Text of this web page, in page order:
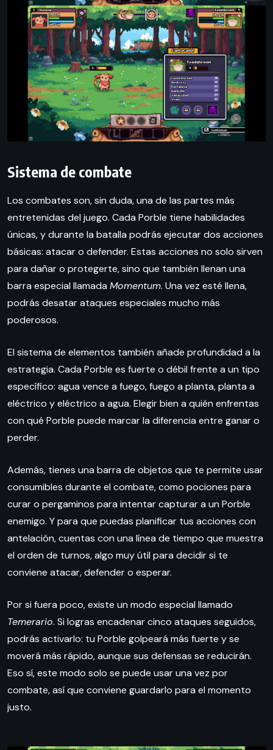
Sistema de combate
Los combates son, sin duda, una de las partes más
entretenidas del juego. Cada Porble tiene habilidades
únicas, y durante la batalla podrás ejecutar dos acciones
básicas: atacar o defender. Estas acciones no solo sirven
para dañar o protegerte, sino que también llenan una
barra especial llamada Momentum. Una vez esté llena,
podrás desatar ataques especiales mucho más
poderosos.
El sistema de elementos también añade profundidad a la
estrategia. Cada Porble es fuerte o débil frente a un tipo
específico: agua vence a fuego, fuego a planta, planta a
eléctrico y eléctrico a agua. Elegir bien a quién enfrentas
con qué Porble puede marcar la diferencia entre ganar o
perder.
Además, tienes una barra de objetos que te permite usar
consumibles durante el combate, como pociones para
curar o pergaminos para intentar capturar a un Porble
enemigo. Y para que puedas planificar tus acciones con
antelación, cuentas con una línea de tiempo que muestra
el orden de turnos, algo muy útil para decidir si te
conviene atacar, defender o esperar.
Por si fuera poco, existe un modo especial llamado
Temerario. Si logras encadenar cinco ataques seguidos,
podrás activarlo: tu Porble golpeará más fuerte y se
moverá más rápido, aunque sus defensas se reducirán.
Eso sí, este modo solo se puede usar una vez por
combate, así que conviene guardarlo para el momento
justo.